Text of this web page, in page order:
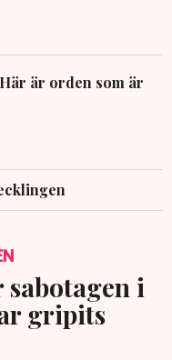
är orden som är
sabotagen i
gripits